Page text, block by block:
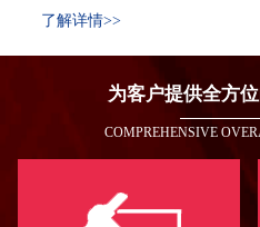
了解详情>>
为客户提供全方
COMPREHENSIVE